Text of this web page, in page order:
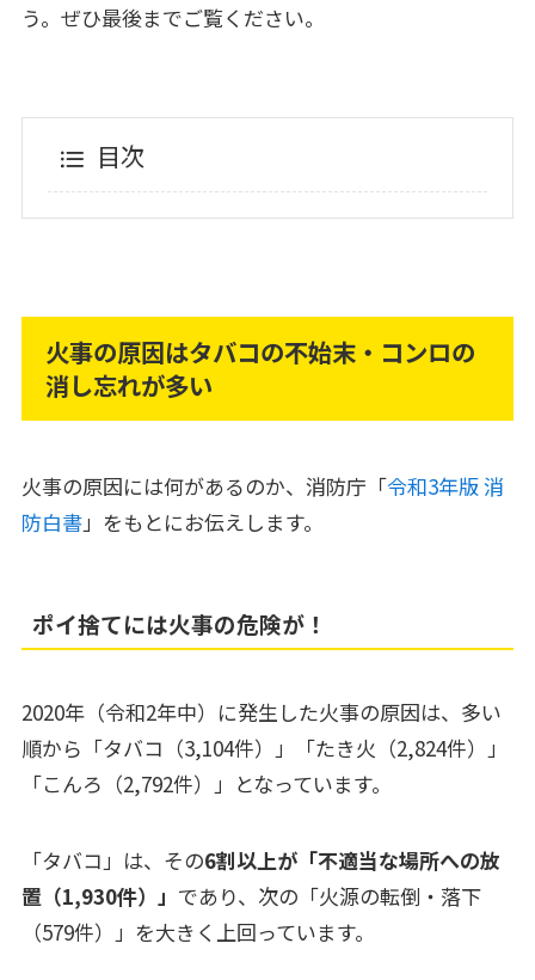
う。ぜひ最後までご覧ください。
目次
火事の原因はタバコの不始末・コンロの
消し忘れが多い
火事の原因には何があるのか、消防庁「令和3年版 消
防白書」をもとにお伝えします。
ポイ捨てには火事の危険が！
2020年（令和2年中）に発生した火事の原因は、多い
順から「タバコ（3,104件）」「たき火（2,824件）」
「こんろ（2,792件）」となっています。
「タバコ」は、その6割以上が「不適当な場所への放
置（1,930件）」 であり、次の「火源の転倒・落下
（579件）」を大きく上回っています。